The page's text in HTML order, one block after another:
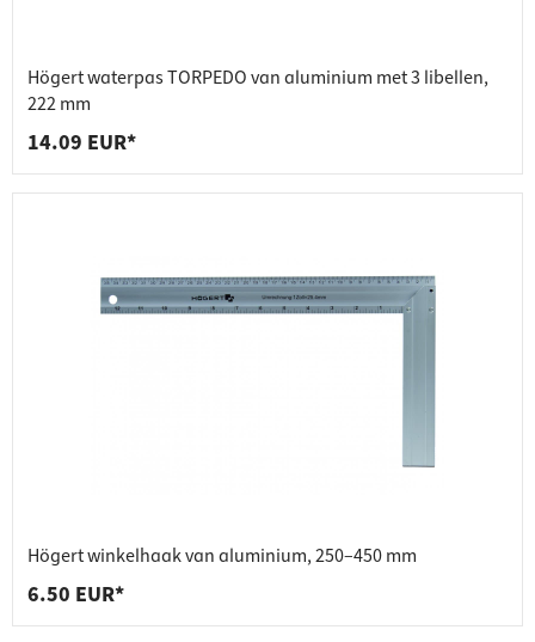
Högert waterpas TORPEDO van aluminium met 3 libellen,
222 mm
14.09 EUR*
Högert winkelhaak van aluminium, 250–450 mm
6.50 EUR*